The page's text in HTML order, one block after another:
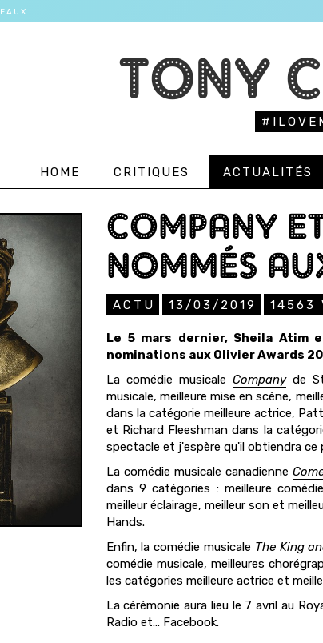
TONY
HOME CRITIQUES ACTUALITÉS
COMPANY
NOMMÉS
ACTU 13/03/2019 14563
Le 5 mars dernier, Sheila Atim
nominations aux Olivier Awards
La comédie musicale Company de
musicale, meilleure mise en scène,
dans la catégorie meilleure actrice,
et Richard Fleeshman dans la
spectacle et j'espère qu'il obtiendra ce
La comédie musicale canadienne
dans 9 catégories : meilleure
meilleur éclairage, meilleur son et
Hands.
Enfin, la comédie musicale The King
comédie musicale, meilleures
les catégories meilleure actrice et
La cérémonie aura lieu le 7 avril au
Radio et... Facebook.